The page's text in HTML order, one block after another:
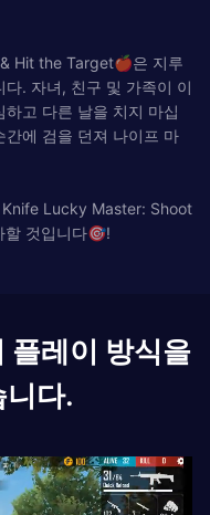
Hit the Target🍎은 지루
. 자녀, 친구 및 가족이 이
고 다른 날을 치지 마십
에 검을 던져 나이프 마
Knife Lucky Master: Shoot
것입니다🎯!
플레이 방식을
니다.